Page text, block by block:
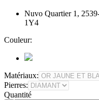
Nuvo Quartier 1,
1Y4
Couleur:
Matériaux:
Pierres:
Quantité